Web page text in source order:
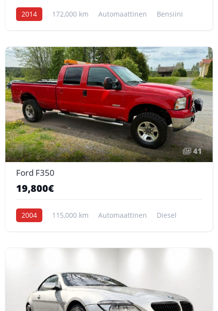
2014 172,000 km Automaattinen Bensiini
41
Ford F350
19,800€
2004 115,000 km Automaattinen Diesel